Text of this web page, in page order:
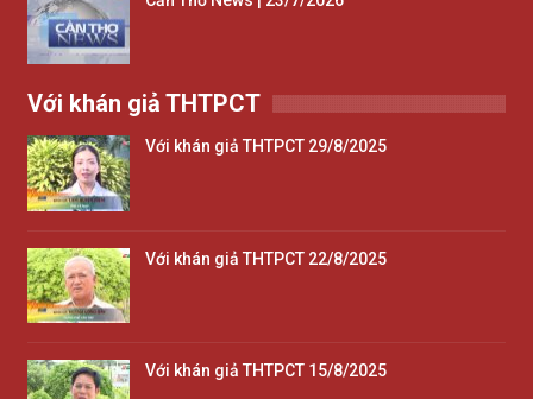
Với khán giả THTPCT
Với khán giả THTPCT 29/8/2025
Với khán giả THTPCT 22/8/2025
Với khán giả THTPCT 15/8/2025